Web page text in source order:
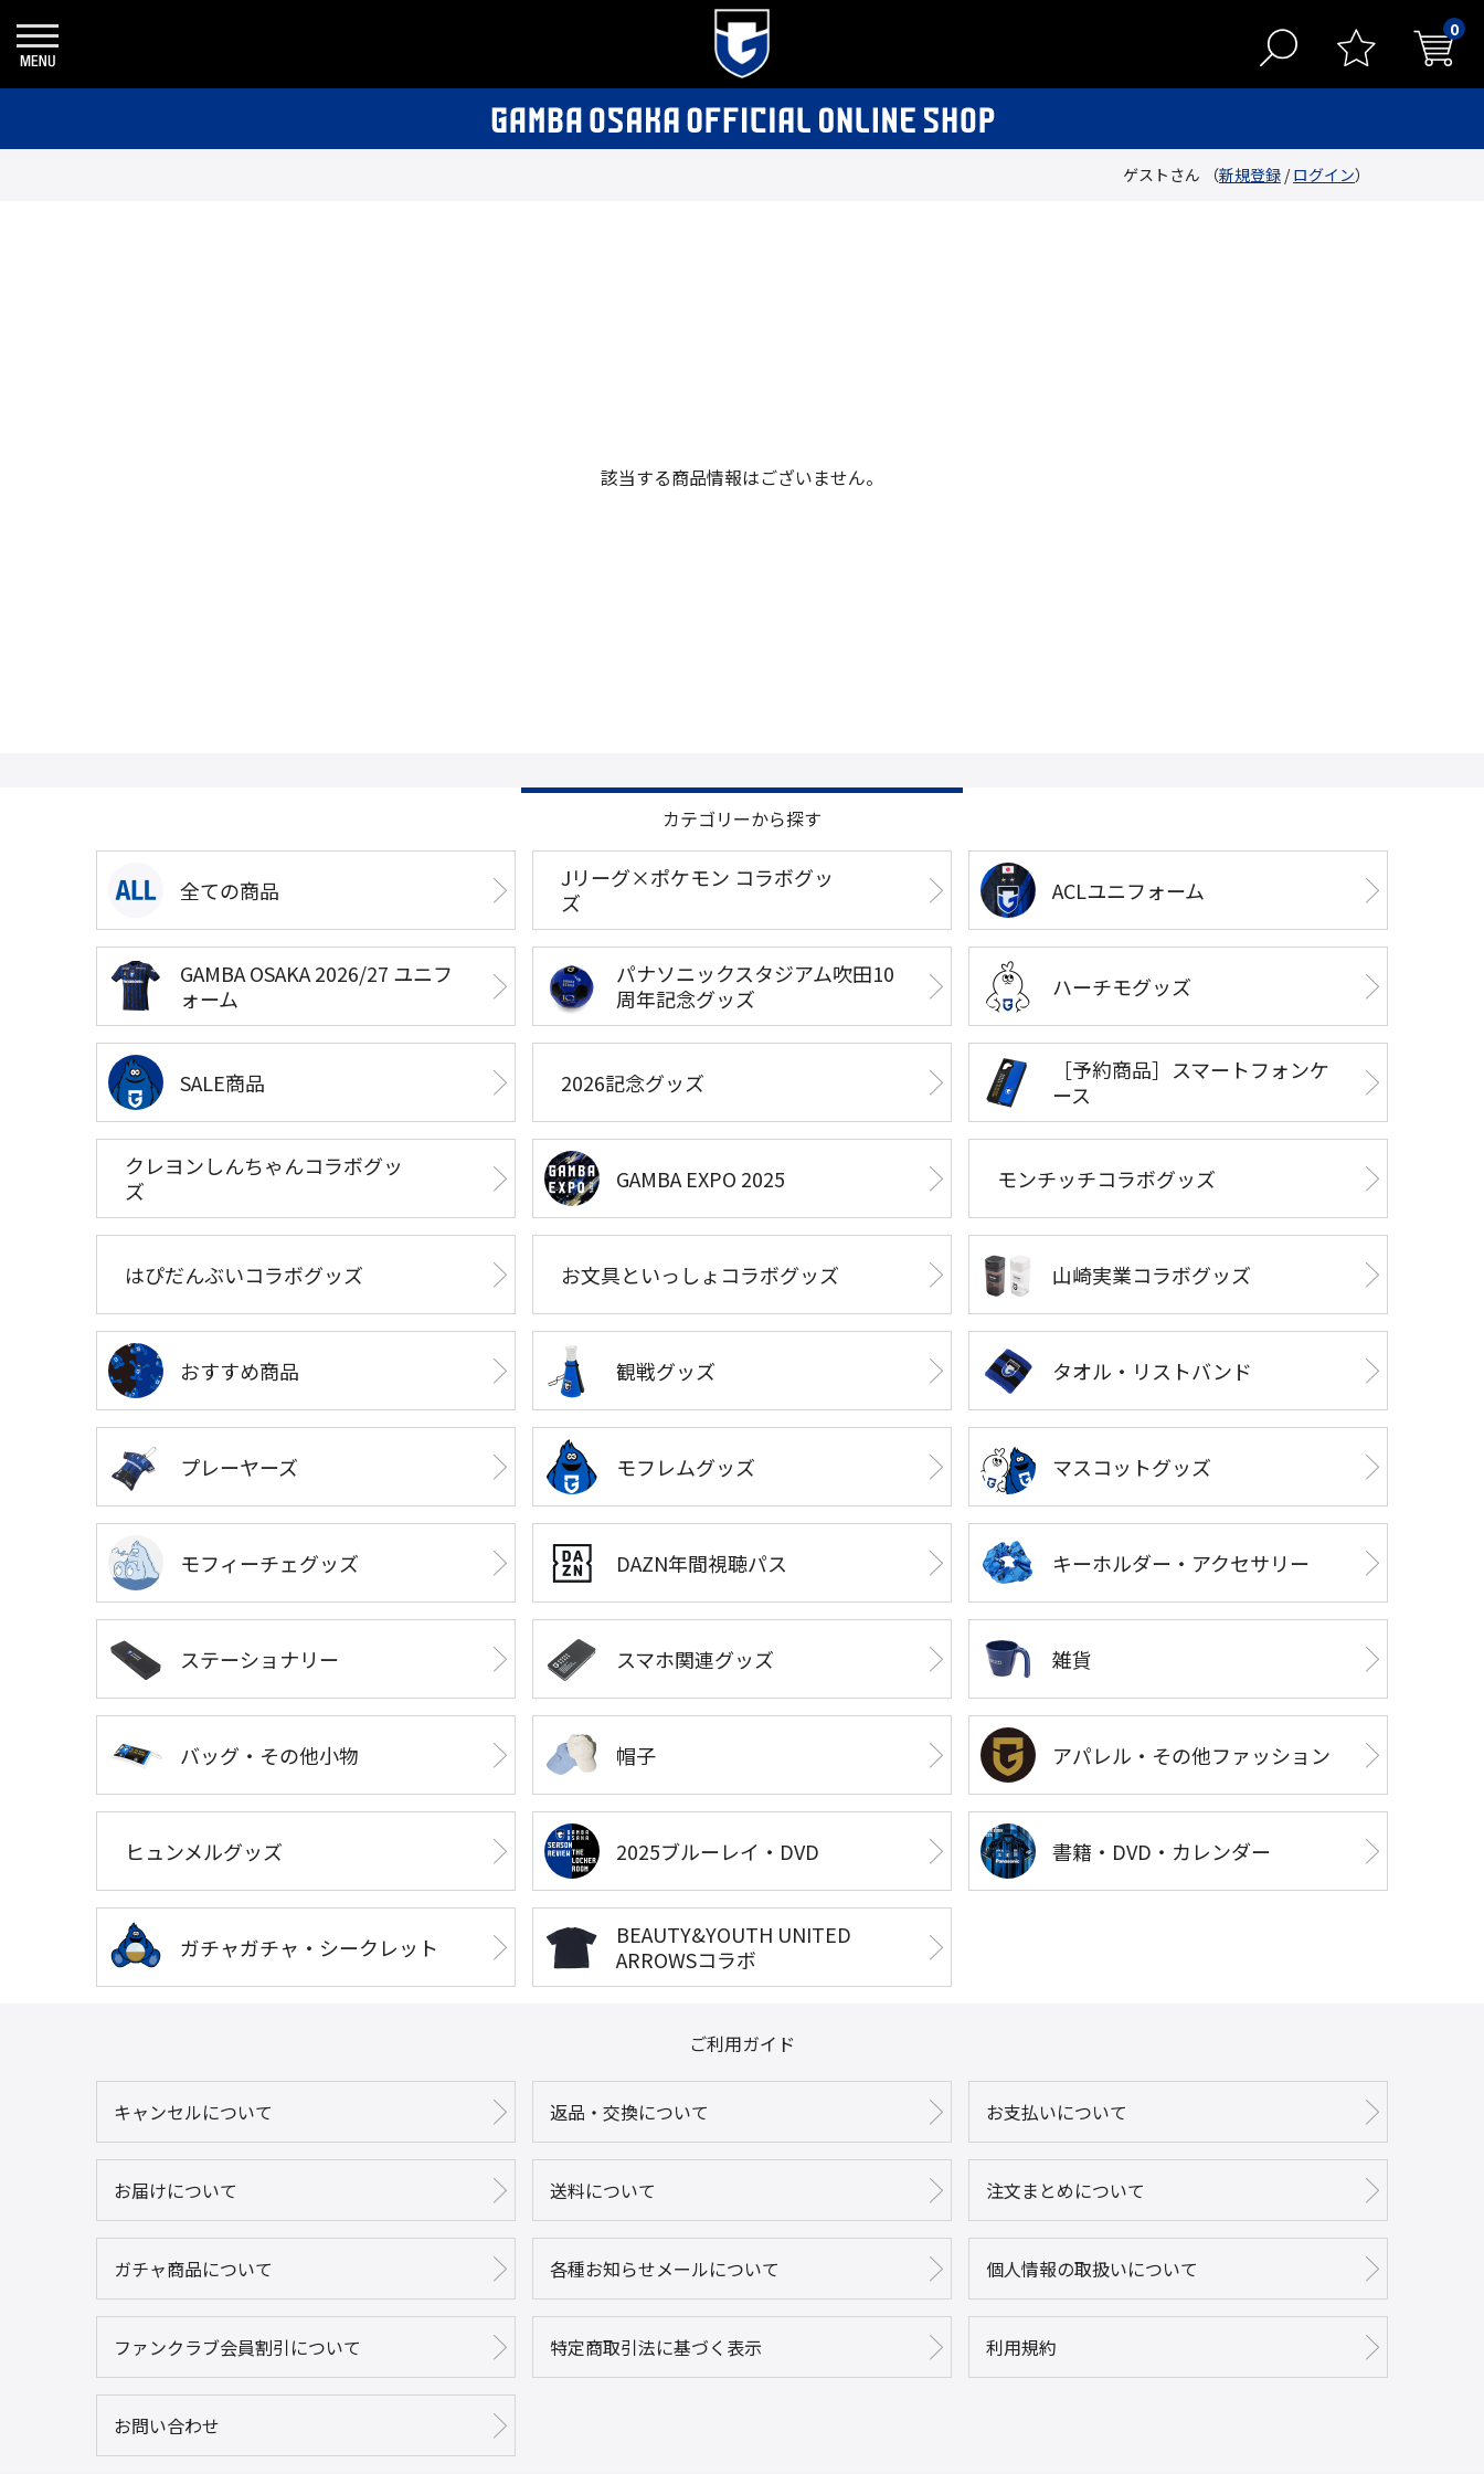
0
ゲストさん （新規登録 /ログイン）
該当する商品情報はございません。
カテゴリーから探す
全ての商品
Jリーグ×ポケモン コラボグッ
ズ
ACLユニフォーム
GAMBA OSAKA 2026/27 ユニフ
ォーム
パナソニックスタジアム吹田10
周年記念グッズ
ハーチモグッズ
SALE商品 2026記念グッズ
［予約商品］スマートフォンケ
ース
クレヨンしんちゃんコラボグッ
ズ
GAMBA EXPO 2025 モンチッチコラボグッズ
はぴだんぶいコラボグッズ お文具といっしょコラボグッズ 山崎実業コラボグッズ
おすすめ商品 観戦グッズ タオル・リストバンド
プレーヤーズ モフレムグッズ マスコットグッズ
モフィーチェグッズ DAZN年間視聴パス キーホルダー・アクセサリー
ステーショナリー スマホ関連グッズ 雑貨
バッグ・その他小物 帽子 アパレル・その他ファッション
ヒュンメルグッズ 2025ブルーレイ・DVD 書籍・DVD・カレンダー
ガチャガチャ・シークレット
BEAUTY&YOUTH UNITED
ARROWSコラボ
ご利用ガイド
キャンセルについて 返品・交換について お支払いについて
お届けについて 送料について 注文まとめについて
ガチャ商品について 各種お知らせメールについて 個人情報の取扱いについて
ファンクラブ会員割引について 特定商取引法に基づく表示 利用規約
お問い合わせ